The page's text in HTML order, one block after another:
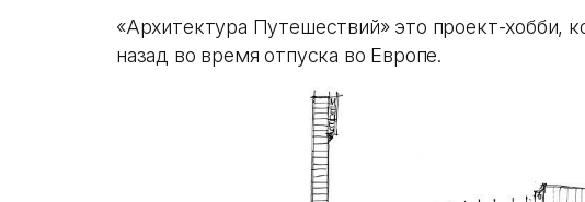
«Архитектура Путешествий» это проект-хобби,
назад во время отпуска во Европе.